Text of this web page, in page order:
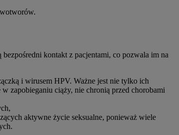
kontakt z pacjentami, co pozwala im na
i wirusem HPV. Ważne jest nie tylko ich
zapobieganiu ciąży, nie chronią przed chorobami
aktywne życie seksualne, ponieważ wiele